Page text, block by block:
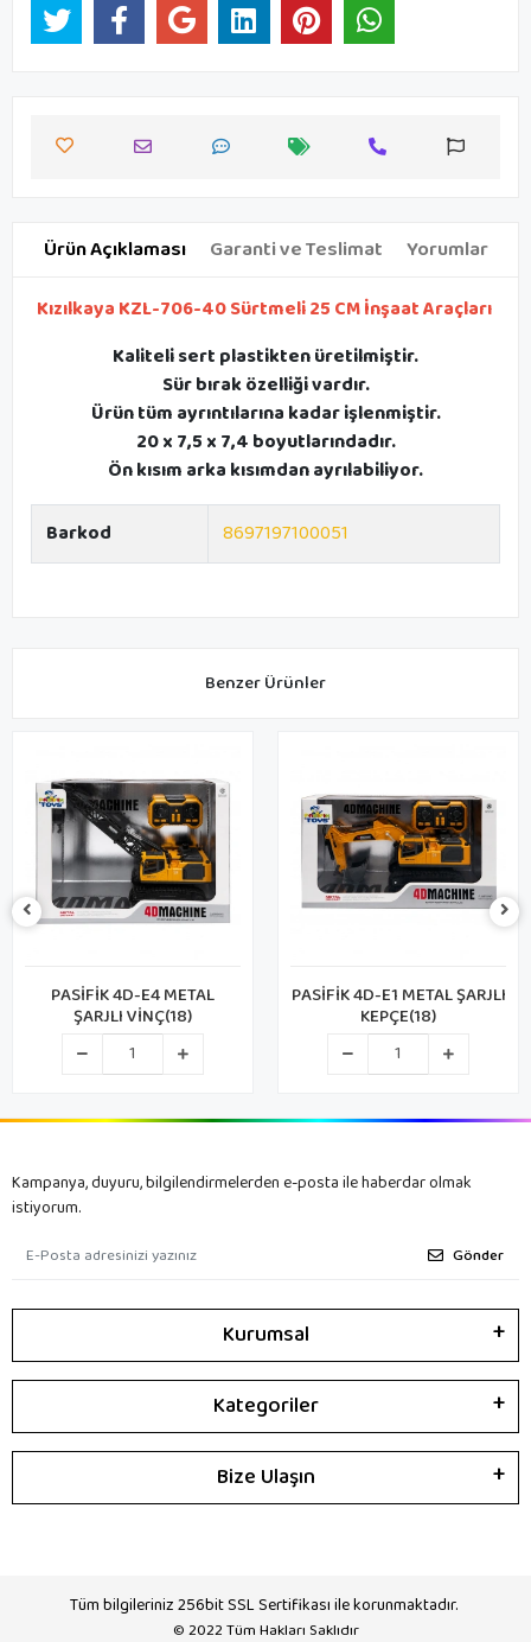
Ürün Açıklaması Garanti ve Teslimat Yorumlar
Kızılkaya KZL-706-40 Sürtmeli 25 CM İnşaat Araçları
Kaliteli sert plastikten üretilmiştir.
Sür bırak özelliği vardır.
Ürün tüm ayrıntılarına kadar işlenmiştir.
20 x 7,5 x 7,4 boyutlarındadır.
Ön kısım arka kısımdan ayrılabiliyor.
Barkod 8697197100051
Benzer Ürünler
PASİFİK 4D-E4 METAL
ŞARJLI VİNÇ(18)
PASİFİK 4D-E1 METAL ŞARJLI
KEPÇE(18)
Kampanya, duyuru, bilgilendirmelerden e-posta ile haberdar olmak
istiyorum.
Gönder
Kurumsal
Kategoriler
Bize Ulaşın
Tüm bilgileriniz 256bit SSL Sertifikası ile korunmaktadır.
© 2022Tüm Hakları Saklıdır